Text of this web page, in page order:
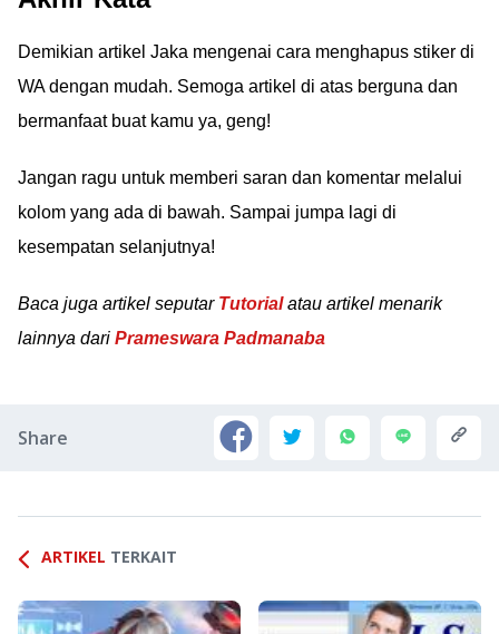
Demikian artikel Jaka mengenai cara menghapus stiker di
WA dengan mudah. Semoga artikel di atas berguna dan
bermanfaat buat kamu ya, geng!
Jangan ragu untuk memberi saran dan komentar melalui
kolom yang ada di bawah. Sampai jumpa lagi di
kesempatan selanjutnya!
Baca juga artikel seputar Tutorialatau artikel menarik
lainnya dari Prameswara Padmanaba
Share
ARTIKEL TERKAIT